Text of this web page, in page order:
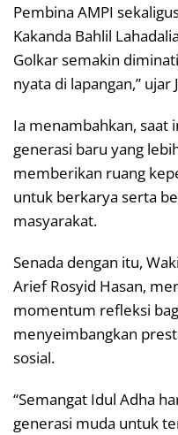
Pembina AMPI
Kakanda Bahlil
Golkar semakin
nyata di lapangan,”
Ia menambahkan, saat
generasi baru yang
memberikan ruang
untuk berkarya serta
masyarakat.
Senada dengan itu,
Arief Rosyid Hasan,
momentum refleksi
menyeimbangkan
sosial.
“Semangat Idul Adha
generasi muda untuk